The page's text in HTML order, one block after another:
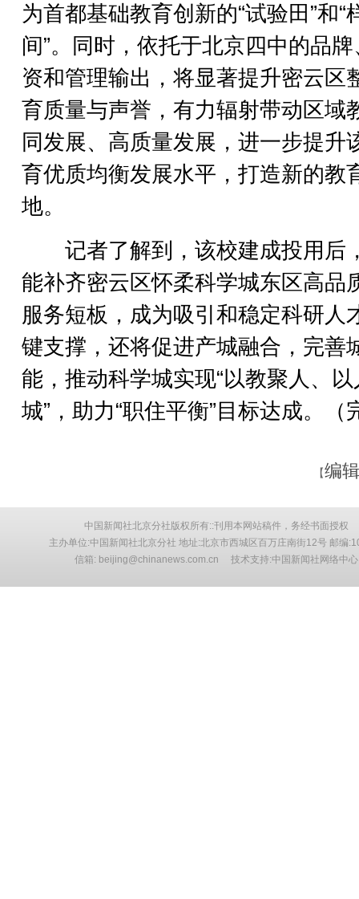
为首都基础教育创新的“试验田”和“
间”。同时，依托于北京四中的品
资和管理输出，将显著提升密云区
育质量与声誉，有力辐射带动区域
同发展、高质量发展，进一步提升
育优质均衡发展水平，打造新的教
地。
记者了解到，该校建成投用后
能补齐密云区怀柔科学城东区高品
服务短板，成为吸引和稳定科研人
键支撑，还将促进产城融合，完善
能，推动科学城实现“以教聚人、
城”，助力“职住平衡”目标达成。（
【编
中国新闻社北京分社版权所有::刊用本网站稿件，务经书面授权
主办单位:中国新闻社北京分社 地址:北京市西城区百万庄南街12号 邮编
信箱: beijing@chinanews.com.cn 技术支持:中国新闻社网络中心